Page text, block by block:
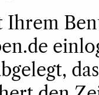
Ihrem